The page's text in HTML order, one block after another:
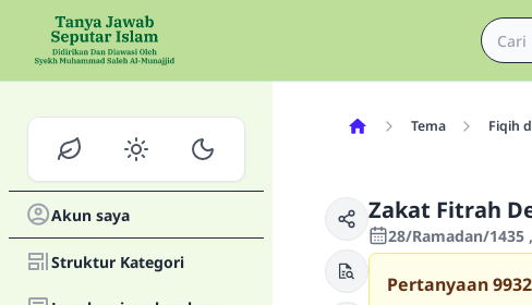
Akun saya
Struktur Kategori
Tema Fiqih
Zakat Fitrah
28/Ramadan/1435
Pertanyaan